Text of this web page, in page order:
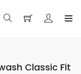
Classic Fit